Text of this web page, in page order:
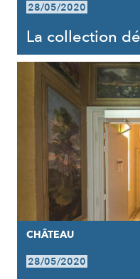
28/05/2020
La collection
CHÂTEAU
28/05/2020